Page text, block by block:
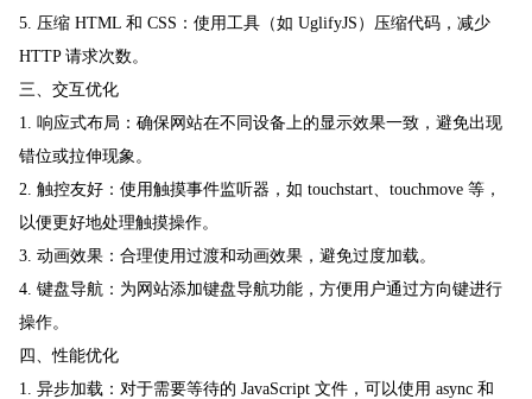
5. 压缩 HTML 和 CSS：使用工具（如 UglifyJS）压缩代码，减少
HTTP 请求次数。
三、交互优化
1. 响应式布局：确保网站在不同设备上的显示效果一致，避免出现
错位或拉伸现象。
2. 触控友好：使用触摸事件监听器，如 touchstart、touchmove 等，
以便更好地处理触摸操作。
3. 动画效果：合理使用过渡和动画效果，避免过度加载。
4. 键盘导航：为网站添加键盘导航功能，方便用户通过方向键进行
操作。
四、性能优化
1. 异步加载：对于需要等待的 JavaScript 文件，可以使用 async 和